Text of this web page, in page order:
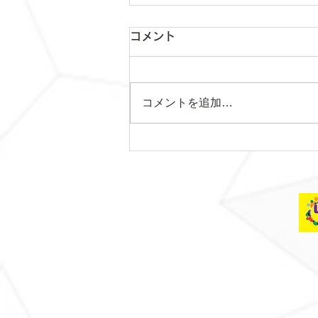
日曜日レッスンスター
コメント
コメントを追加…